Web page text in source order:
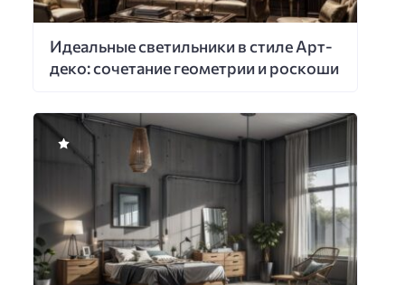
Идеальные светильники в стиле Арт-
деко: сочетание геометрии и роскоши